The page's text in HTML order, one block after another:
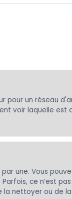
pour un réseau
voir laquelle est
une. Vous
ce n’est
nettoyer ou de